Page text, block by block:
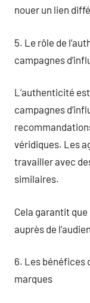
nouer un lien
5. Le rôle de
campagnes
L’authenticité
campagnes
véridiques. Les
travailler avec
similaires.
Cela garantit
auprès de
6. Les bénéfices
marques